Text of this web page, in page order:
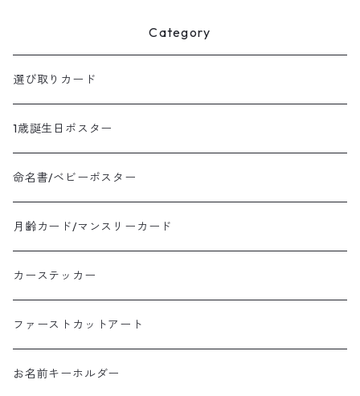
Category
選び取りカード
1歳誕生日ポスター
命名書/ベビーポスター
月齢カード/マンスリーカード
カーステッカー
ファーストカットアート
お名前キーホルダー